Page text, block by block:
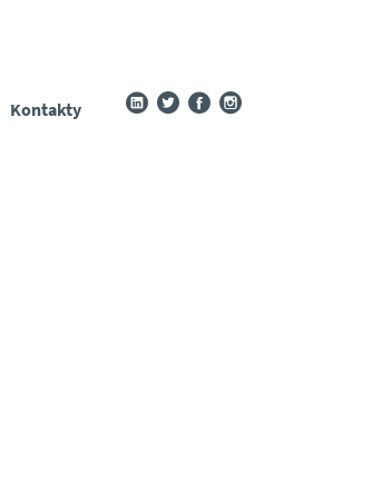
Kontakty